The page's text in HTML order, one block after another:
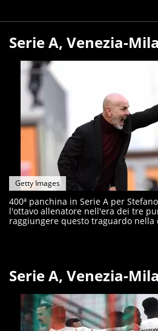
Serie A, Venezia-
Getty Images
400ª panchina in Serie A per
l'ottavo allenatore nell'era dei tre
raggiungere questo traguardo nella
Serie A, Venezia-